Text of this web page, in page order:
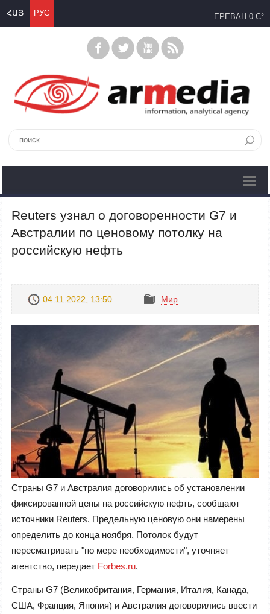
ՀԱՅ РУС ЕРЕВАН 0 C°
Reuters узнал о договоренности G7 и
Австралии по ценовому потолку на
российскую нефть
04.11.2022, 13:50 Mир
Страны G7 и Австралия договорились об установлении
фиксированной цены на российскую нефть, сообщают
источники Reuters. Предельную ценовую они намерены
определить до конца ноября. Потолок будут
пересматривать "по мере необходимости", уточняет
агентство, передает Forbes.ru.
Страны G7 (Великобритания, Германия, Италия, Канада,
США, Франция, Япония) и Австралия договорились ввести